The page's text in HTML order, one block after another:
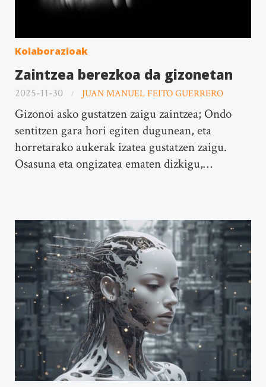
Kolaborazioak
Zaintzea berezkoa da gizonetan
2025-11-30 JUAN MANUEL FEITO GUERRERO
Gizonoi asko gustatzen zaigu zaintzea; Ondo
sentitzen gara hori egiten dugunean, eta
horretarako aukerak izatea gustatzen zaigu.
Osasuna eta ongizatea ematen dizkigu,…